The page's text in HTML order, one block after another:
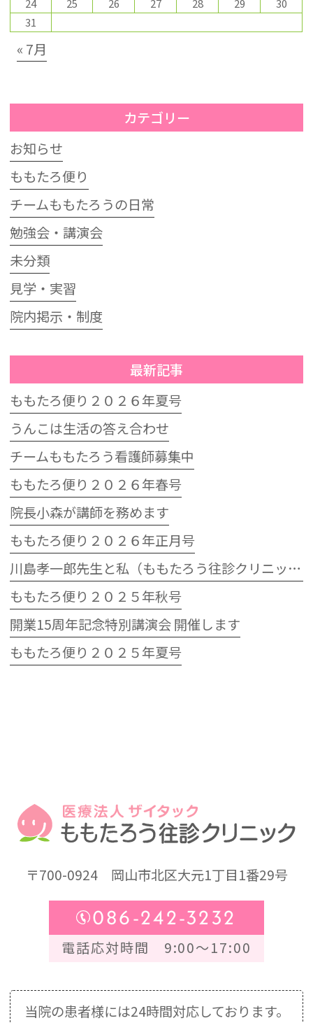
24 25 26 27 28 29
30
31
« 7月
カテゴリー
お知らせ
ももたろ便り
チームももたろうの日常
勉強会・講演会
未分類
見学・実習
院内掲示・制度
最新記事
ももたろ便り２０２６年夏号
うんこは生活の答え合わせ
チームももたろう看護師募集中
ももたろ便り２０２６年春号
院長小森が講師を務めます
ももたろ便り２０２６年正月号
川島孝一郎先生と私（ももたろう往診クリニック開院15周年記念特別講演会）
ももたろ便り２０２５年秋号
開業15周年記念特別講演会 開催します
ももたろ便り２０２５年夏号
〒700-0924岡山市北区大元1丁目1番29号
086-242-3232
電話応対時間 9:00～17:00
当院の患者様には24時間対応しております。